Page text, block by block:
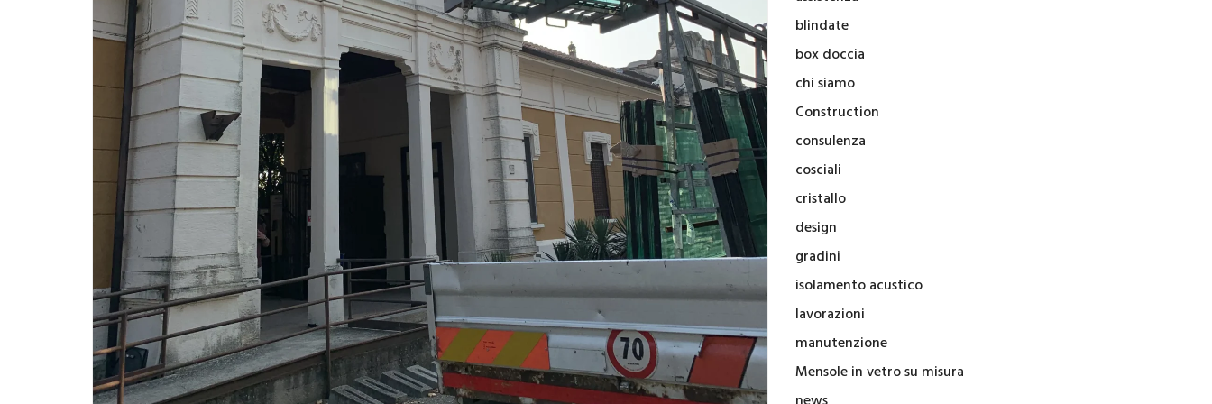
blindate
box doccia
chi siamo
Construction
consulenza
cosciali
cristallo
design
gradini
isolamento acustico
lavorazioni
manutenzione
Mensole in vetro su misura